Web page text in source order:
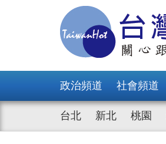
政治頻道 社會頻道
台北 新北 桃園